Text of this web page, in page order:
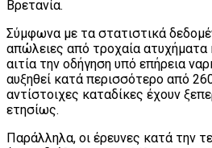
Βρετανία.
Σύμφωνα με τα στατιστικά
απώλειες από τροχαία ατυχήματα
αιτία την οδήγηση υπό επήρεια
αυξηθεί κατά περισσότερο από
αντίστοιχες καταδίκες έχουν
ετησίως.
Παράλληλα, οι έρευνες κατά την